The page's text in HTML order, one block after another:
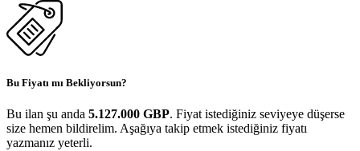
Bu Fiyatı mı Bekliyorsun?
Bu ilan şu anda 5.127.000 GBP. Fiyat istediğiniz seviyeye düşerse
size hemen bildirelim. Aşağıya takip etmek istediğiniz fiyatı
yazmanız yeterli.